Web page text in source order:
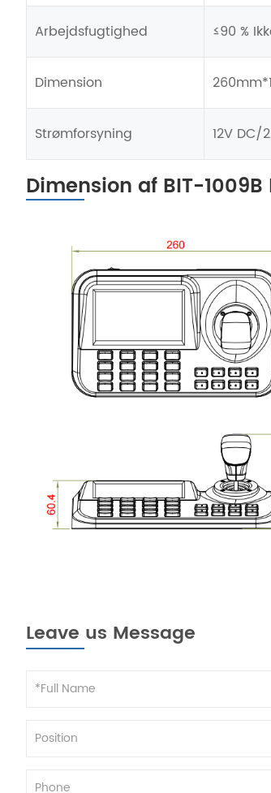
Arbejdsfugtighed ≤90 %
Dimension
Strømforsyning 12V DC/
Dimension af BIT-
Leave us Message